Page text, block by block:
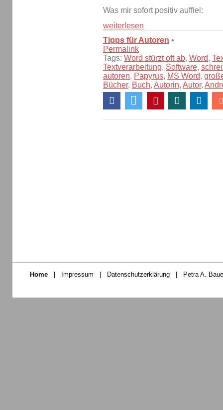
Was mir sofort positiv auffiel:
weiterlesen
Tipps für Autoren •
Permalink
Tags: Word stürzt oft ab, Word,
Textverarbeitung, Software,
autoren, Papyrus, MS Word,
Bücher, Buch, Autorin, Autor,
Home | Impressum | Datenschutzerklärung | Petra A.